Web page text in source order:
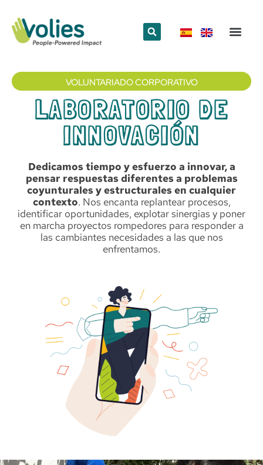
VOLUNTARIADO CORPORATIVO
LABORATORIO DE
INNOVACIÓN
Dedicamos tiempo y esfuerzo a innovar, a
pensar respuestas diferentes a problemas
coyunturales y estructurales en cualquier
contexto. Nos encanta replantear procesos,
identificar oportunidades, explotar sinergias y poner
en marcha proyectos rompedores para responder a
las cambiantes necesidades a las que nos
enfrentamos.